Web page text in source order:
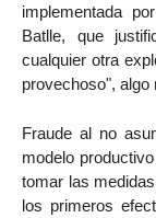
implementada
Batlle, que
cualquier otra
provechoso", algo
Fraude al no
modelo
tomar las
los primeros